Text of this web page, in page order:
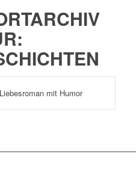
mit Humor